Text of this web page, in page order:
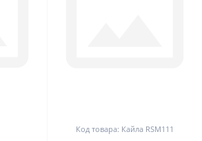
Код товара: Кайла RSM111